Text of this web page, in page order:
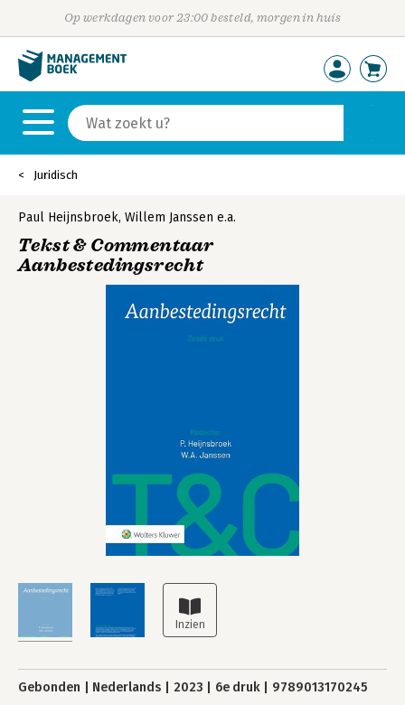
Op werkdagen voor 23:00 besteld, morgen in huis
Juridisch
Paul Heijnsbroek, Willem Janssen e.a.
Tekst & Commentaar
Aanbestedingsrecht
Gebonden Nederlands 2023 6e druk 9789013170245